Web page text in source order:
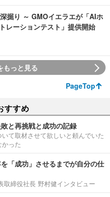
掘り ～ GMOイエラエが「AIホ
レーションテスト」提供開始
もっと見る
PageTop
すすめ
と再挑戦と成功の記録
て取材させて欲しいと頼んでいた
った
「成功」させるまでが自分の仕
取締役社長 野村健インタビュー